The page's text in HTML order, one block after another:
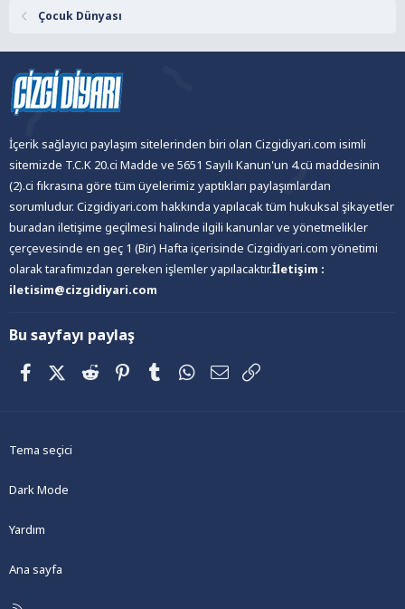
Çocuk Dünyası
İçerik sağlayıcı paylaşım sitelerinden biri olan Cizgidiyari.com isimli
sitemizde T.C.K 20.ci Madde ve 5651 Sayılı Kanun'un 4.cü maddesinin
(2).ci fıkrasına göre tüm üyelerimiz yaptıkları paylaşımlardan
sorumludur. Cizgidiyari.com hakkında yapılacak tüm hukuksal şikayetler
buradan iletişime geçilmesi halinde ilgili kanunlar ve yönetmelikler
çerçevesinde en geç 1 (Bir) Hafta içerisinde Cizgidiyari.com yönetimi
olarak tarafımızdan gereken işlemler yapılacaktır.İletişim :
iletisim@cizgidiyari.com
Bu sayfayı paylaş
FacebookX (Twitter)
Reddit PinterestTumblrWhatsApp
E-posta
Tema seçici
Dark Mode
Yardım
Ana sayfa